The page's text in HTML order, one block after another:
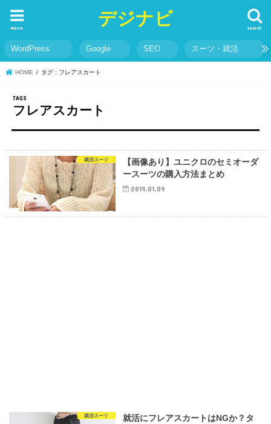
デジナビ search
menu
WordPress Google SEO スーツ・就活
HOME タグ : フレアスカート
フレアスカート
就活スーツ
【画像あり】ユニクロのセミオーダ
ースーツの購入方法まとめ
2019.01.09
就活スーツ
就活にフレアスカートはNGか？タ